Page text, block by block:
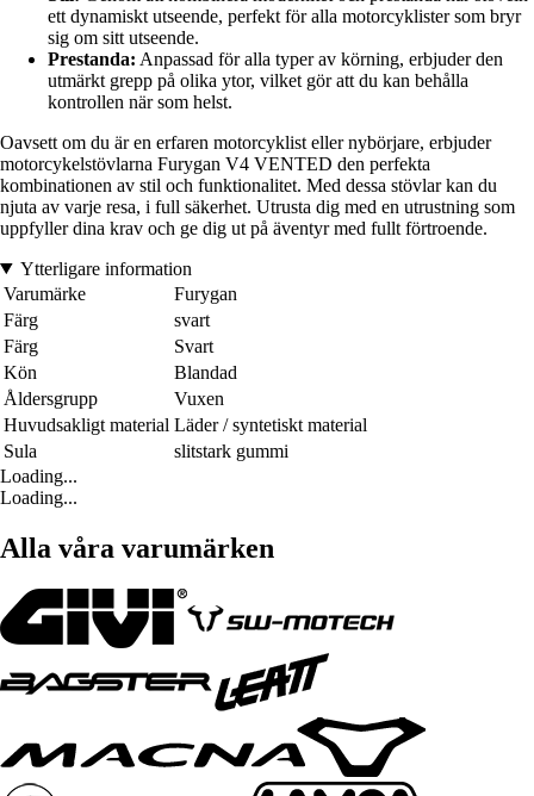
ett dynamiskt utseende, perfekt för alla motorcyklister som bryr
sig om sitt utseende.
Prestanda: Anpassad för alla typer av körning, erbjuder den
utmärkt grepp på olika ytor, vilket gör att du kan behålla
kontrollen när som helst.
Oavsett om du är en erfaren motorcyklist eller nybörjare, erbjuder
motorcykelstövlarna Furygan V4 VENTED den perfekta
kombinationen av stil och funktionalitet. Med dessa stövlar kan du
njuta av varje resa, i full säkerhet. Utrusta dig med en utrustning som
uppfyller dina krav och ge dig ut på äventyr med fullt förtroende.
Ytterligare information
Varumärke
Furygan
Färg
svart
Färg
Svart
Kön
Blandad
Åldersgrupp
Vuxen
Huvudsakligt material Läder / syntetiskt material
Sula
slitstark gummi
Loading...
Loading...
Alla våra varumärken